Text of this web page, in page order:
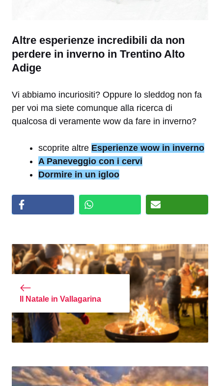
Altre esperienze incredibili da non
perdere in inverno in Trentino Alto
Adige
Vi abbiamo incuriositi? Oppure lo sleddog non fa
per voi ma siete comunque alla ricerca di
qualcosa di veramente wow da fare in inverno?
scoprite altre Esperienze wow in inverno
A Paneveggio con i cervi
Dormire in un igloo
Il Natale in Vallagarina